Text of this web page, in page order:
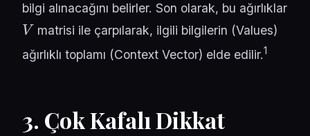
bilgi alınacağını belirler. Son olarak, bu ağırlıklar
V
matrisi ile çarpılarak, ilgili bilgilerin (Values)
ağırlıklı toplamı (Context Vector) elde edilir.1
3. Çok Kafalı Dikkat